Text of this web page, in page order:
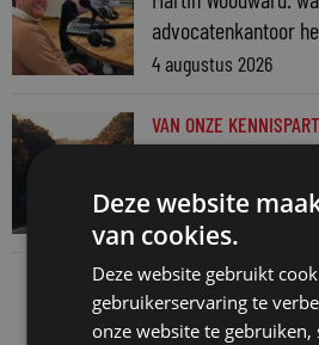
advocatenkantoor
4 augustus 2026
VAN ONZE
Waarom
kosten
31 juli 2026
Deze website
van cookies.
Deze website gebruikt
gebruikerservaring te
onze website te